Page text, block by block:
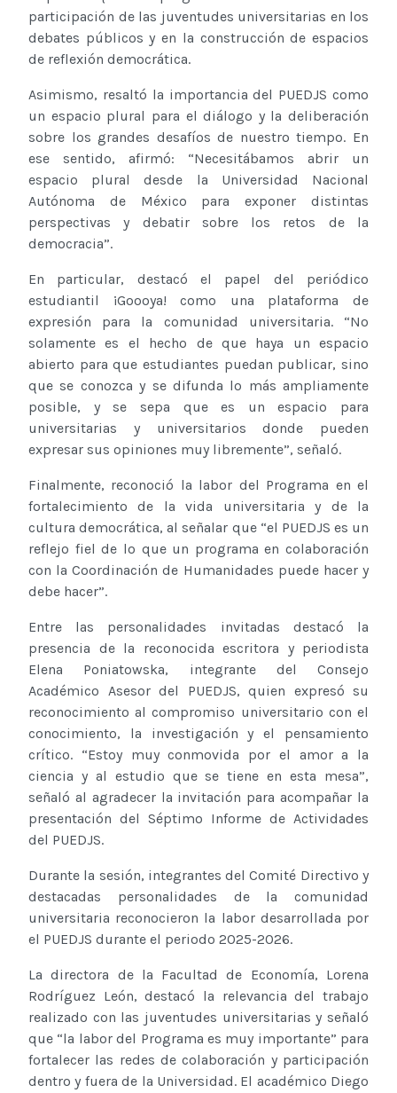
participación de las juventudes universitarias en los
debates públicos y en la construcción de espacios
de reflexión democrática.
Asimismo, resaltó la importancia del PUEDJS como
un espacio plural para el diálogo y la deliberación
sobre los grandes desafíos de nuestro tiempo. En
ese sentido, afirmó: “Necesitábamos abrir un
espacio plural desde la Universidad Nacional
Autónoma de México para exponer distintas
perspectivas y debatir sobre los retos de la
democracia”.
En particular, destacó el papel del periódico
estudiantil ¡Goooya! como una plataforma de
expresión para la comunidad universitaria. “No
solamente es el hecho de que haya un espacio
abierto para que estudiantes puedan publicar, sino
que se conozca y se difunda lo más ampliamente
posible, y se sepa que es un espacio para
universitarias y universitarios donde pueden
expresar sus opiniones muy libremente”, señaló.
Finalmente, reconoció la labor del Programa en el
fortalecimiento de la vida universitaria y de la
cultura democrática, al señalar que “el PUEDJS es un
reflejo fiel de lo que un programa en colaboración
con la Coordinación de Humanidades puede hacer y
debe hacer”.
Entre las personalidades invitadas destacó la
presencia de la reconocida escritora y periodista
Elena Poniatowska, integrante del Consejo
Académico Asesor del PUEDJS, quien expresó su
reconocimiento al compromiso universitario con el
conocimiento, la investigación y el pensamiento
crítico. “Estoy muy conmovida por el amor a la
ciencia y al estudio que se tiene en esta mesa”,
señaló al agradecer la invitación para acompañar la
presentación del Séptimo Informe de Actividades
del PUEDJS.
Durante la sesión, integrantes del Comité Directivo y
destacadas personalidades de la comunidad
universitaria reconocieron la labor desarrollada por
el PUEDJS durante el periodo 2025-2026.
La directora de la Facultad de Economía, Lorena
Rodríguez León, destacó la relevancia del trabajo
realizado con las juventudes universitarias y señaló
que “la labor del Programa es muy importante” para
fortalecer las redes de colaboración y participación
dentro y fuera de la Universidad. El académico Diego